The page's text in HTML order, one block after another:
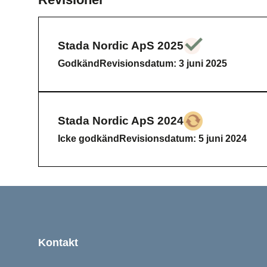
Stada Nordic ApS 2025
Godkänd
Godkänd Revisionsdatum: 3 juni 2025
Stada Nordic ApS 2024
Icke godkänd
Icke godkänd Revisionsdatum: 5 juni 2024
Kontakt